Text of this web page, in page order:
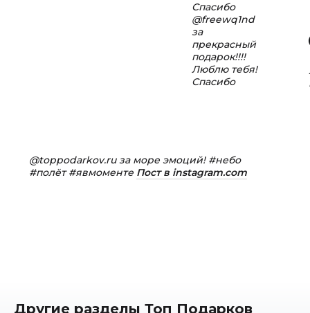
Спасибо
@freewq1nd
за
прекрасный
подарок!!!!
Люблю тебя!
Спасибо
@toppodarkov.ru за море эмоций! #небо
#полёт #явмоменте Пост в instagram.com
Другие разделы Топ Подарков